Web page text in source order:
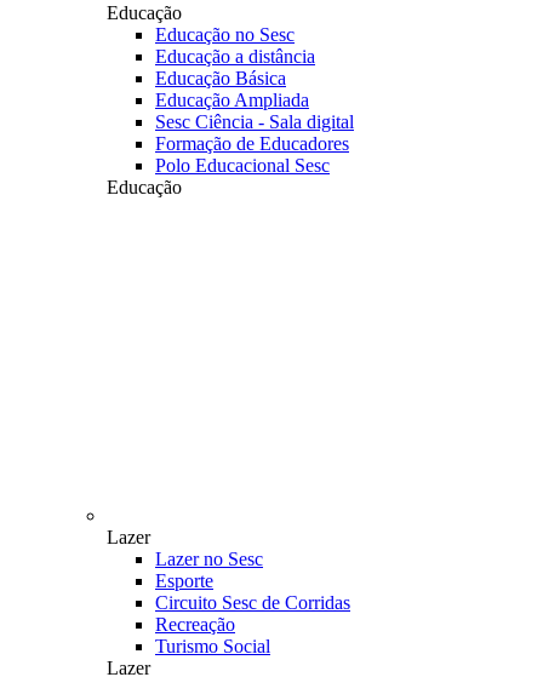
Educação
Educação no Sesc
Educação a distância
Educação Básica
Educação Ampliada
Sesc Ciência - Sala digital
Formação de Educadores
Polo Educacional Sesc
Educação
Lazer
Lazer no Sesc
Esporte
Circuito Sesc de Corridas
Recreação
Turismo Social
Lazer